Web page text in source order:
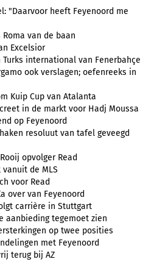
"Daarvoor heeft Feyenoord me
Roma van de baan
Excelsior
international van Fenerbahçe
ook verslagen; oefenreeks in
Kuip Cup van Atalanta
in de markt voor Hadj Moussa
op Feyenoord
resoluut van tafel geveegd
opvolger Read
de MLS
voor Read
over van Feyenoord
carrière in Stuttgart
aanbieding tegemoet zien
op twee posities
met Feyenoord
terug bij AZ